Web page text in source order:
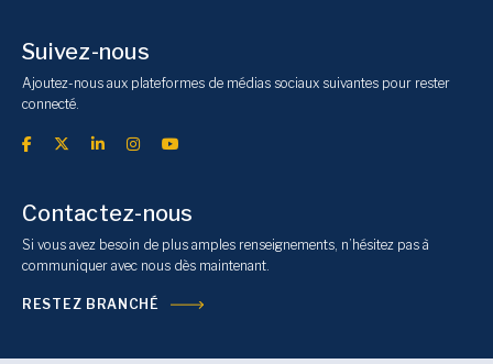
Suivez-nous
Ajoutez-nous aux plateformes de médias sociaux suivantes pour rester
connecté.
Contactez-nous
Si vous avez besoin de plus amples renseignements, n’hésitez pas à
communiquer avec nous dès maintenant.
RESTEZ BRANCHÉ